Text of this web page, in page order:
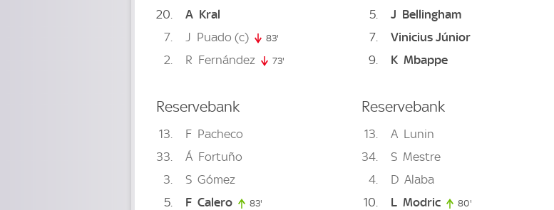
20 A Kral
7
J Puado (c) 83'
2 R Fernández 73'
Reservebank
13 F Pacheco
33
Á Fortuño
3
S Gómez
5
F Calero 83'
5
J Bellingham
7
Vinicius Júnior
9
K Mbappe
Reservebank
13 A Lunin
34
S Mestre
4
D Alaba
10
L Modric 80'